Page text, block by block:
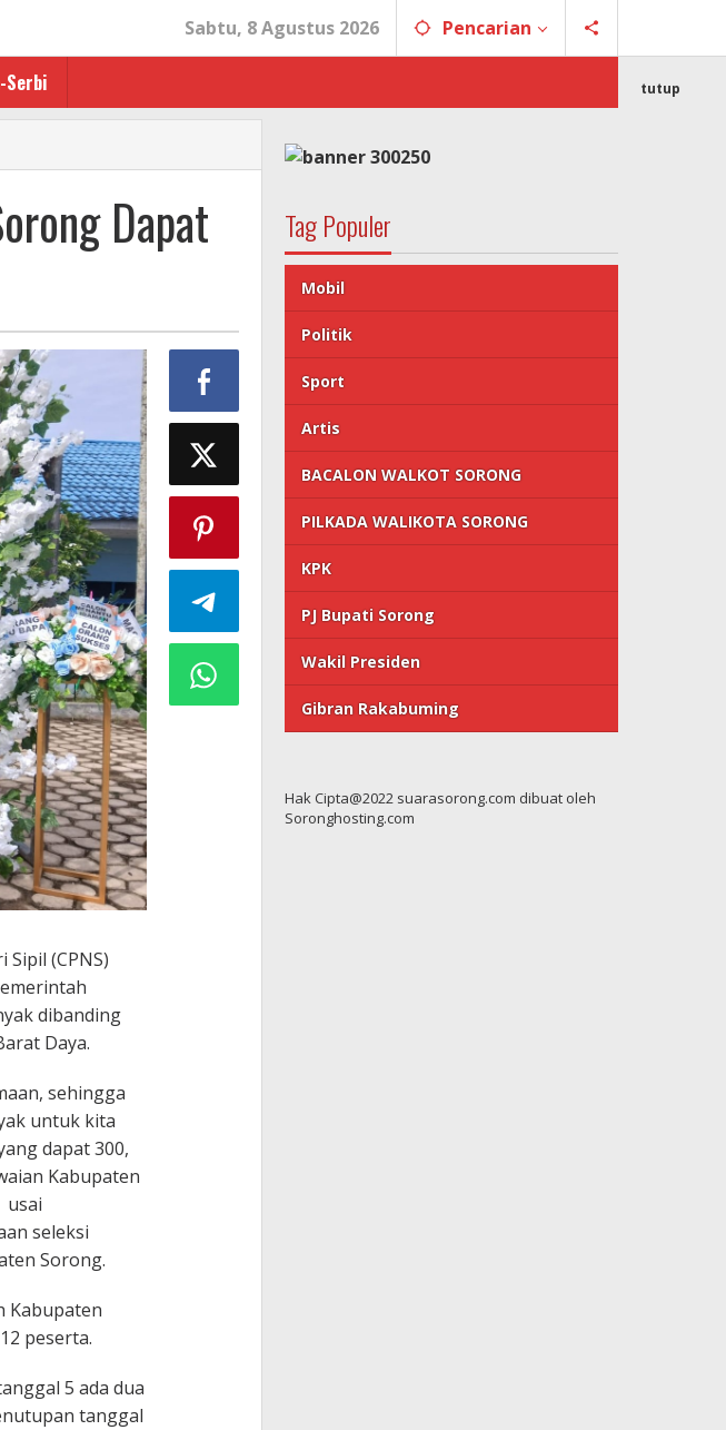
Sabtu, 8 Agustus 2026 Pencarian
Serbi tutup
Dapat
(CPNS)
dibanding
Daya.
sehingga
untuk kita
dapat 300,
Kabupaten
usai
seleksi
Sorong.
Kabupaten
peserta.
5 ada dua
tanggal
Tag Populer
Mobil
Politik
Sport
Artis
BACALON WALKOT SORONG
PILKADA WALIKOTA SORONG
KPK
PJ Bupati Sorong
Wakil Presiden
Gibran Rakabuming
Hak Cipta@2022 suarasorong.com dibuat oleh
Soronghosting.com